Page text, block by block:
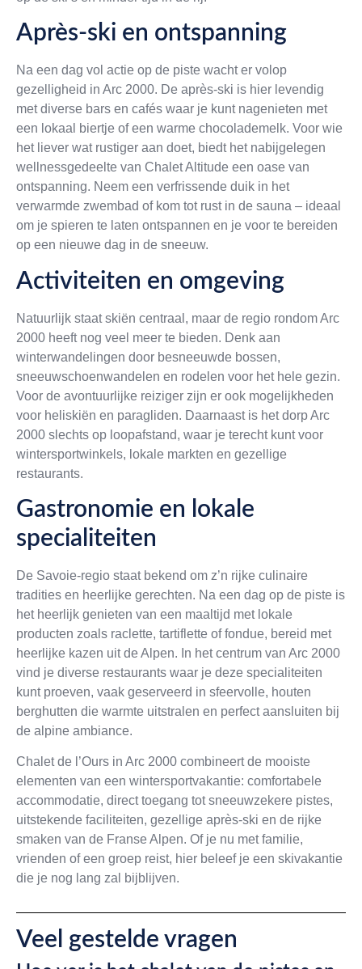
Après-ski en ontspanning
Na een dag vol actie op de piste wacht er volop
gezelligheid in Arc 2000. De après-ski is hier levendig
met diverse bars en cafés waar je kunt nagenieten met
een lokaal biertje of een warme chocolademelk. Voor wie
het liever wat rustiger aan doet, biedt het nabijgelegen
wellnessgedeelte van Chalet Altitude een oase van
ontspanning. Neem een verfrissende duik in het
verwarmde zwembad of kom tot rust in de sauna – ideaal
om je spieren te laten ontspannen en je voor te bereiden
op een nieuwe dag in de sneeuw.
Activiteiten en omgeving
Natuurlijk staat skiën centraal, maar de regio rondom Arc
2000 heeft nog veel meer te bieden. Denk aan
winterwandelingen door besneeuwde bossen,
sneeuwschoenwandelen en rodelen voor het hele gezin.
Voor de avontuurlijke reiziger zijn er ook mogelijkheden
voor heliskiën en paragliden. Daarnaast is het dorp Arc
2000 slechts op loopafstand, waar je terecht kunt voor
wintersportwinkels, lokale markten en gezellige
restaurants.
Gastronomie en lokale
specialiteiten
De Savoie-regio staat bekend om z’n rijke culinaire
tradities en heerlijke gerechten. Na een dag op de piste is
het heerlijk genieten van een maaltijd met lokale
producten zoals raclette, tartiflette of fondue, bereid met
heerlijke kazen uit de Alpen. In het centrum van Arc 2000
vind je diverse restaurants waar je deze specialiteiten
kunt proeven, vaak geserveerd in sfeervolle, houten
berghutten die warmte uitstralen en perfect aansluiten bij
de alpine ambiance.
Chalet de l’Ours in Arc 2000 combineert de mooiste
elementen van een wintersportvakantie: comfortabele
accommodatie, direct toegang tot sneeuwzekere pistes,
uitstekende faciliteiten, gezellige après-ski en de rijke
smaken van de Franse Alpen. Of je nu met familie,
vrienden of een groep reist, hier beleef je een skivakantie
die je nog lang zal bijblijven.
Veel gestelde vragen